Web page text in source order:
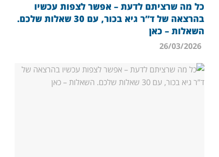
כל מה שרציתם לדעת – אפשר לצפות עכשיו
בהרצאה של ד”ר גיא בכור, עם 30 שאלות שלכם.
השאלות – כאן